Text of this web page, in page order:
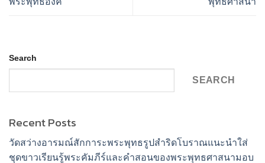
Search
SEARCH
Recent Posts
วัดสว่างอารมณ์สักการะพระพุทธรูปสำริดโบราณแนะนำใส่
ชุดขาวเรียนรู้พระคัมภีร์และคำสอนของพระพุทธศาสนามอบ